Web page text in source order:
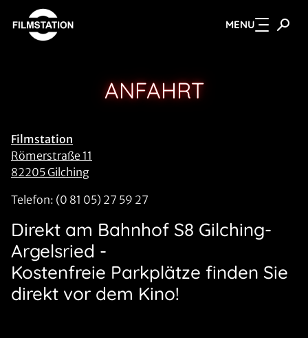
Zum Hauptinhalt springen MENU
ANFAHRT
Filmstation
Römerstraße 11
82205 Gilching
Telefon: (0 81 05) 27 59 27
Direkt am Bahnhof S8 Gilching-
Argelsried -
Kostenfreie Parkplätze finden Sie
direkt vor dem Kino!